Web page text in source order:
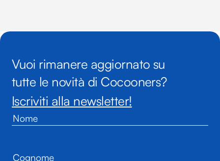
Vuoi rimanere aggiornato su
tutte le novità di Cocooners?
Iscriviti alla newsletter!